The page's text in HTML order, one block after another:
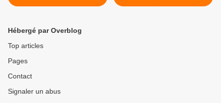
Exterieur - News ACUTA
Hébergé par Overblog
Top articles
Pages
Contact
Signaler un abus